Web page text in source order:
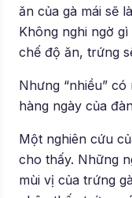
ăn của gà mái sẽ
Không nghi ngờ
chế độ ăn, trứng
Nhưng “nhiều”
hàng ngày của
Một nghiên cứu
cho thấy. Những
mùi vị của trứng